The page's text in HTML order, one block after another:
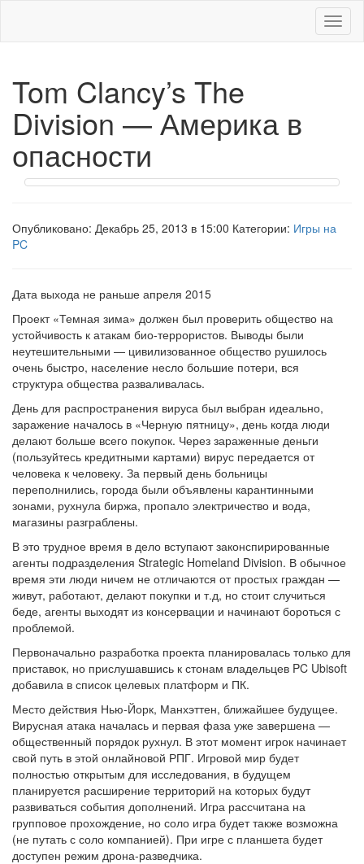
Меню
Tom Clancy’s The
Division — Америка в
опасности
Опубликовано: Декабрь 25, 2013 в 15:00 Категории: Игры на
PC
Дата выхода не раньше апреля 2015
Проект «Темная зима» должен был проверить общество на
устойчивость к атакам био-террористов. Выводы были
неутешительными — цивилизованное общество рушилось
очень быстро, население несло большие потери, вся
структура общества разваливалась.
День для распространения вируса был выбран идеально,
заражение началось в «Черную пятницу», день когда люди
делают больше всего покупок. Через зараженные деньги
(пользуйтесь кредитными картами) вирус передается от
человека к человеку. За первый день больницы
переполнились, города были объявлены карантинными
зонами, рухнула биржа, пропало электричество и вода,
магазины разграблены.
В это трудное время в дело вступают законспирированные
агенты подразделения Strategic Homeland Division. В обычное
время эти люди ничем не отличаются от простых граждан —
живут, работают, делают покупки и т.д, но стоит случиться
беде, агенты выходят из консервации и начинают бороться с
проблемой.
Первоначально разработка проекта планировалась только для
приставок, но прислушавшись к стонам владельцев PC Ubisoft
добавила в список целевых платформ и ПК.
Место действия Нью-Йорк, Манхэттен, ближайшее будущее.
Вирусная атака началась и первая фаза уже завершена —
общественный порядок рухнул. В этот момент игрок начинает
свой путь в этой онлайновой РПГ. Игровой мир будет
полностью открытым для исследования, в будущем
планируется расширение территорий на которых будут
развиваться события дополнений. Игра рассчитана на
групповое прохождение, но соло игра будет также возможна
(не путать с соло компанией). При игре с планшета будет
доступен режим дрона-разведчика.